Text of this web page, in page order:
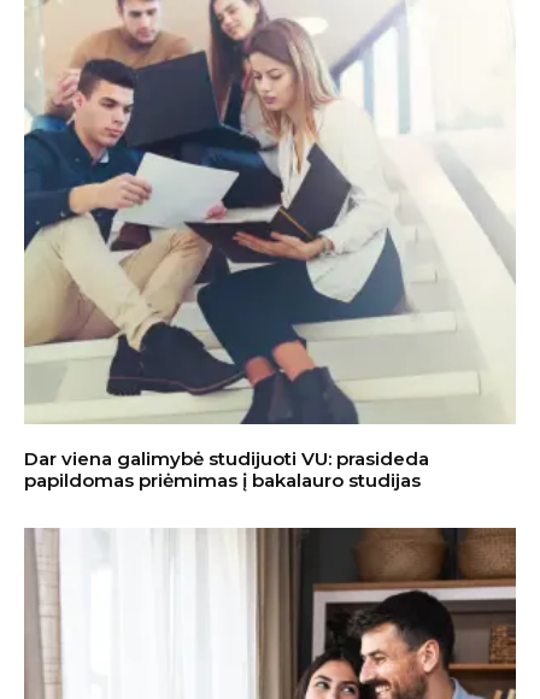
Dar viena galimybė studijuoti VU: prasideda
papildomas priėmimas į bakalauro studijas